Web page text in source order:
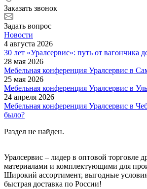
Заказать звонок
Задать вопрос
Новости
4 августа 2026
30 лет «Уралсервис»: путь от вагончика
28 мая 2026
Мебельная конференция Уралсервис в
25 мая 2026
Мебельная конференция Уралсервис в
24 апреля 2026
Мебельная конференция Уралсервис в
было?
Раздел не найден.
Уралсервис – лидер в оптовой торговле
материалами и комплектующими для
Широкий ассортимент, выгодные условия
быстрая доставка по России!